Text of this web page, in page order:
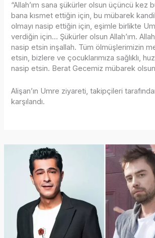
“Allah’ım sana şükürler olsun üçüncü kez
bana kısmet ettiğin için, bu mübarek
olmayı nasip ettiğin için, eşimle birlikte
verdiğin için… Şükürler olsun Allah’ım.
nasip etsin inşallah. Tüm ölmüşlerimizin
etsin, bizlere ve çocuklarımıza sağlıklı,
nasip etsin. Berat Gecemiz mübarek
Alişan’ın Umre ziyareti, takipçileri
karşılandı.